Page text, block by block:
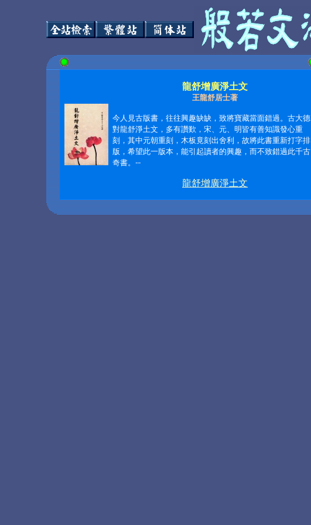
龍舒增廣淨土文
王龍舒居士著
今人見古版書，往往興趣缺缺，致將寶藏當面錯過。古大德
對龍舒淨土文，多有讚歎，宋、元、明皆有善知識發心重
刻，其中元朝重刻，木板竟刻出舍利，故將此書重新打字排
版，希望此一版本，能引起讀者的興趣，而不致錯過此千古
奇書。 ‧‧‧
龍舒增廣淨土文